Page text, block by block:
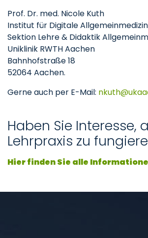
Prof. Dr. med. Nicole Kuth
Institut für Digitale Allgemeinmedizin
Sektion Lehre & Didaktik
Uniklinik RWTH Aachen
Bahnhofstraße 18
52064 Aachen.
Gerne auch per E-Mail: nkuth
Haben Sie Interesse,
Lehrpraxis zu
Hier finden Sie alle